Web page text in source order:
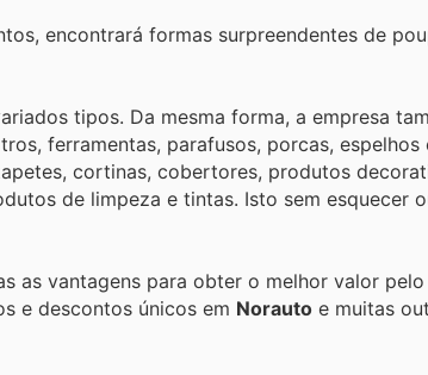
encontrará formas surpreendentes de
tipos. Da mesma forma, a empresa
ferramentas, parafusos, porcas, espelhos
cortinas, cobertores, produtos
de limpeza e tintas. Isto sem esquecer
vantagens para obter o melhor valor pelo
e descontos únicos em Norauto e muitas